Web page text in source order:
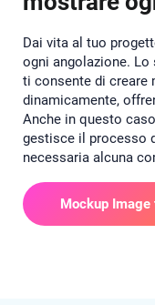
Dai vita al tuo
ogni angolazione.
ti consente di creare
dinamicamente,
Anche in questo
gestisce il processo
necessaria alcuna
Mockup Image